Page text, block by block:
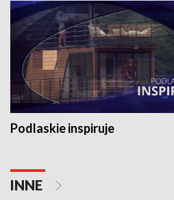
Podlaskie inspiruje
INNE